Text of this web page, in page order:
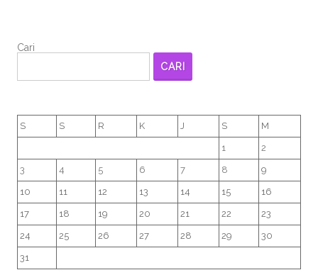
Cari
CARI
S S R K J S M
1 2
3 4 5 6 7 8 9
10 11 12 13 14 15 16
17 18 19 20 21 22 23
24 25 26 27 28 29 30
31